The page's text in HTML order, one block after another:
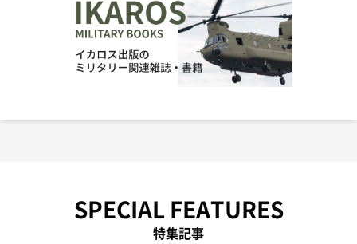
SPECIAL FEATURES
特集記事